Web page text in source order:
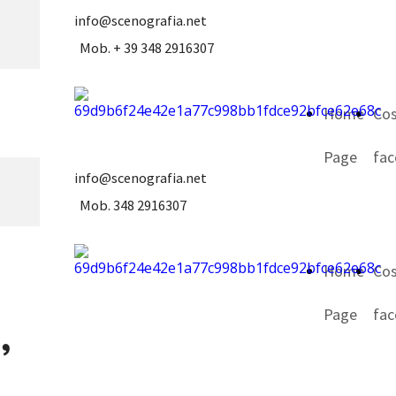
info@scenografia.net
Mob. + 39 348 2916307
Home
Page
info@scenografia.net
Mob. 348 2916307
Home
Page